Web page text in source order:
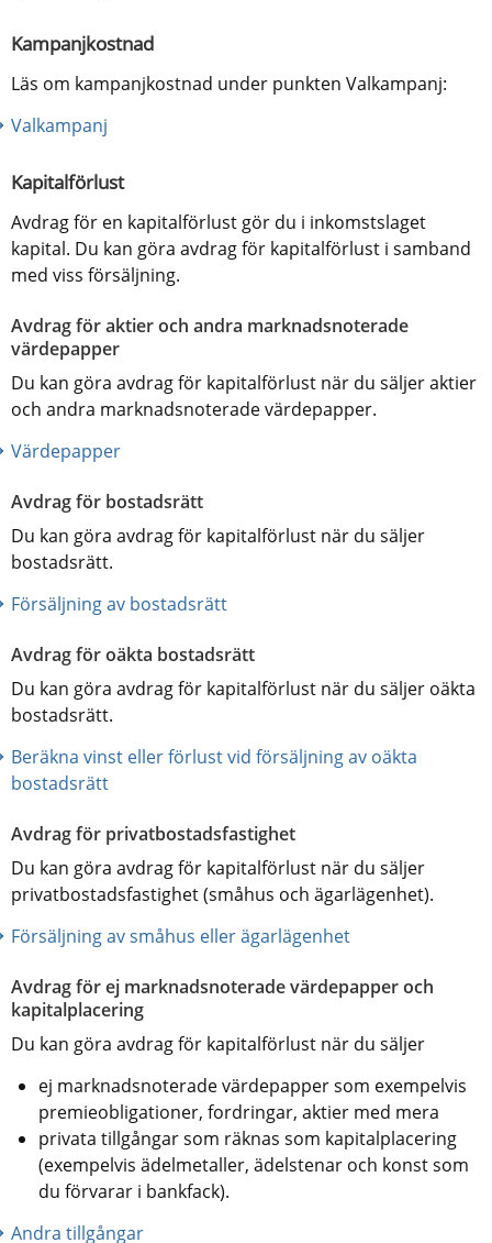
Kampanjkostnad
Läs om kampanjkostnad under punkten Valkampanj:
Valkampanj
Kapitalförlust
Avdrag för en kapitalförlust gör du i inkomstslaget
kapital. Du kan göra avdrag för kapitalförlust i samband
med viss försäljning.
Avdrag för aktier och andra marknadsnoterade
värdepapper
Du kan göra avdrag för kapitalförlust när du säljer aktier
och andra marknadsnoterade värdepapper.
Värdepapper
Avdrag för bostadsrätt
Du kan göra avdrag för kapitalförlust när du säljer
bostadsrätt.
Försäljning av bostadsrätt
Avdrag för oäkta bostadsrätt
Du kan göra avdrag för kapitalförlust när du säljer oäkta
bostadsrätt.
Beräkna vinst eller förlust vid försäljning av oäkta
bostadsrätt
Avdrag för privatbostadsfastighet
Du kan göra avdrag för kapitalförlust när du säljer
privatbostadsfastighet (småhus och ägarlägenhet).
Försäljning av småhus eller ägarlägenhet
Avdrag för ej marknadsnoterade värdepapper och
kapitalplacering
Du kan göra avdrag för kapitalförlust när du säljer
ej marknadsnoterade värdepapper som exempelvis
premieobligationer, fordringar, aktier med mera
privata tillgångar som räknas som kapitalplacering
(exempelvis ädelmetaller, ädelstenar och konst som
du förvarar i bankfack).
Andra tillgångar